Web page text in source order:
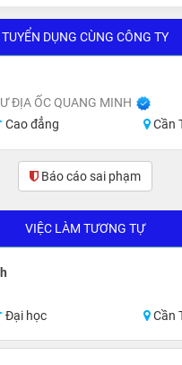
TUYỂN DỤNG CÙNG CÔNG TY
ĐỊA ỐC QUANG MINH
Cao đẳng Cần
Báo cáo sai phạm(0)
VIỆC LÀM TƯƠNG TỰ
Đại học Cần